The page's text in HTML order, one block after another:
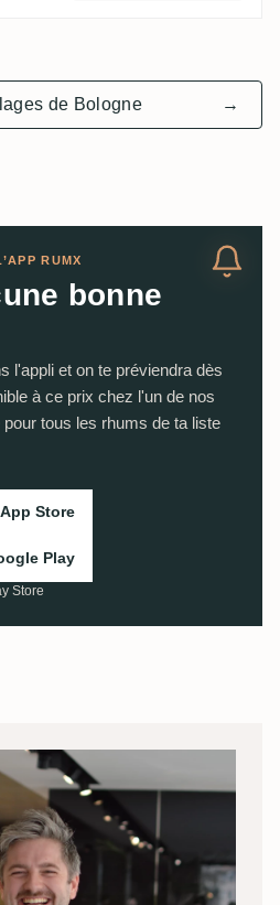
de Bologne →
RUMX
bonne
l'appli et on te préviendra dès
à ce prix chez l'un de nos
tous les rhums de ta liste
App Store
Play
Store